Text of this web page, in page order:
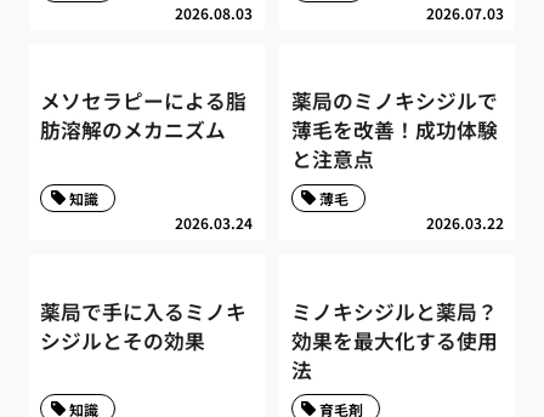
2026.08.03 2026.07.03
メソセラピーによる脂
肪溶解のメカニズム
2026.03.24
知識
薬局のミノキシジルで
薄毛を改善！成功体験
と注意点
2026.03.22
薄毛
薬局で手に入るミノキ
シジルとその効果
知識
ミノキシジルと薬局？
効果を最大化する使用
法
育毛剤